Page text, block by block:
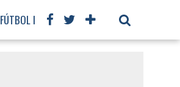
FÚTBOL INTERNACIONAL